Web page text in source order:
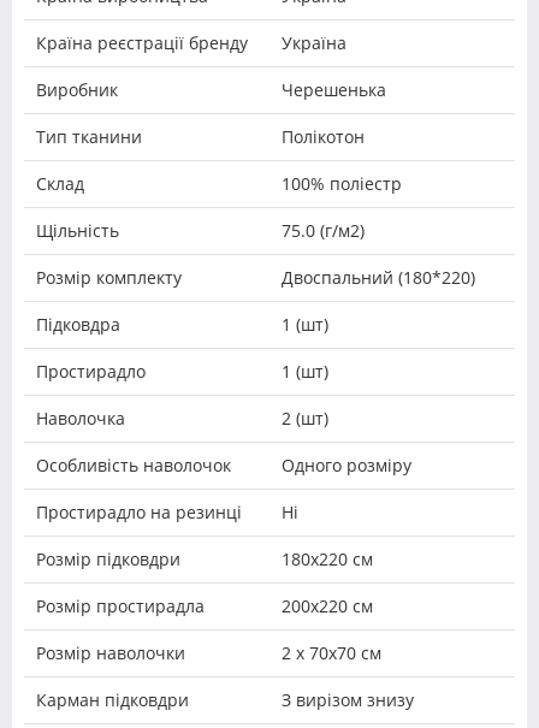
Країна реєстрації бренду Україна
Виробник Черешенька
Тип тканини Полікотон
Склад 100% поліестр
Щільність 75.0 (г/м2)
Розмір комплекту Двоспальний (180*220)
Підковдра 1 (шт)
Простирадло 1 (шт)
Наволочка 2 (шт)
Особливість наволочок Одного розміру
Простирадло на резинці Ні
Розмір підковдри 180х220 см
Розмір простирадла 200х220 см
Розмір наволочки 2 х 70х70 см
Карман підковдри З вирізом знизу